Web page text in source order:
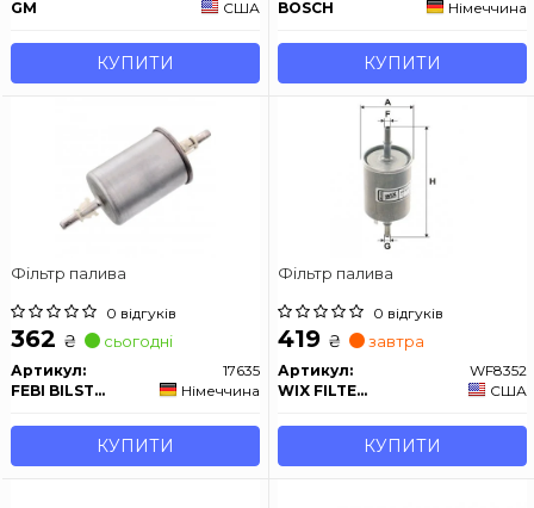
GM
США
КУПИТИ
BOSCH
Німеччина
КУПИТИ
Фільтр палива
0 відгуків
362 ₴ сьогодні
Артикул:
17635
FEBI BILSTEIN
Німеччина
КУПИТИ
Фільтр палива
0 відгуків
419 ₴ завтра
Артикул:
WF8352
WIX FILTERS
США
КУПИТИ